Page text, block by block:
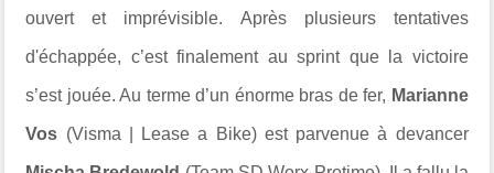
ouvert et imprévisible. Après plusieurs tentatives
d'échappée, c’est finalement au sprint que la victoire
s’est jouée. Au terme d’un énorme bras de fer, Marianne
Vos (Visma | Lease a Bike) est parvenue à devancer